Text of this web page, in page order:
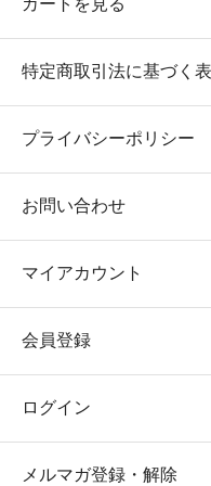
カートを見る
特定商取引法に基づく
プライバシーポリシー
お問い合わせ
マイアカウント
会員登録
ログイン
メルマガ登録・解除